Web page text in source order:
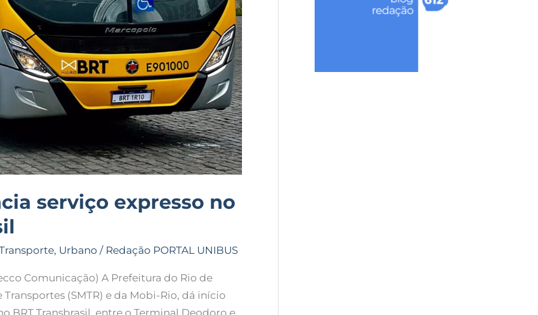
serviço expresso no
, Urbano / Redação PORTAL UNIBUS
Comunicação) A Prefeitura do Rio de
(SMTR) e da Mobi-Rio, dá início